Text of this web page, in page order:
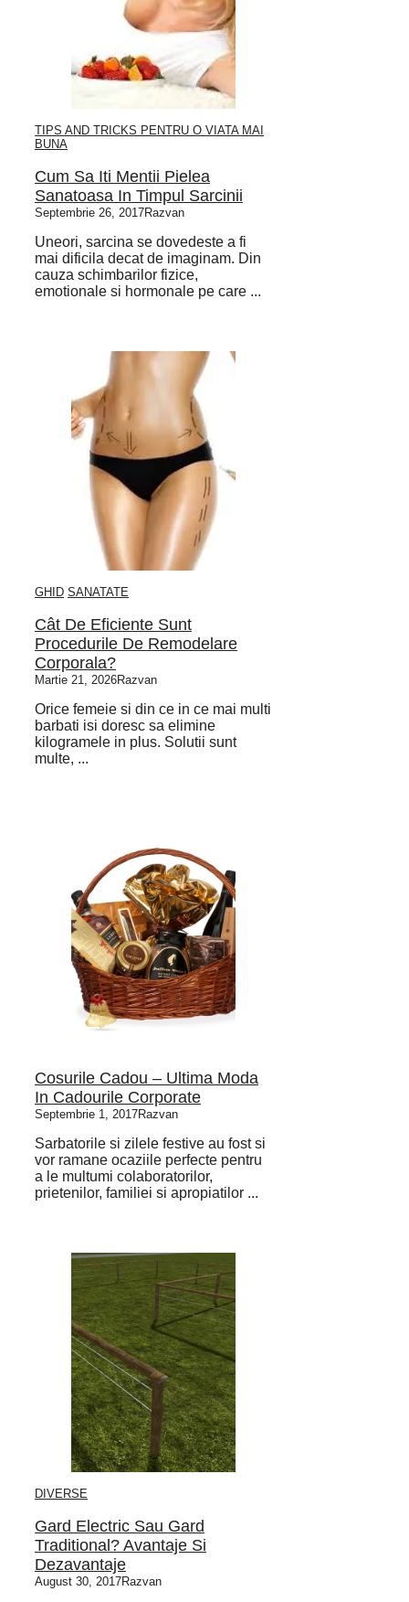
TIPS AND TRICKS PENTRU O VIATA MAI
BUNA
Cum Sa Iti Mentii Pielea
Sanatoasa In Timpul Sarcinii
Septembrie 26, 2017Razvan
Uneori, sarcina se dovedeste a fi
mai dificila decat de imaginam. Din
cauza schimbarilor fizice,
emotionale si hormonale pe care ...
GHID SANATATE
Cât De Eficiente Sunt
Procedurile De Remodelare
Corporala?
Martie 21, 2026Razvan
Orice femeie si din ce in ce mai multi
barbati isi doresc sa elimine
kilogramele in plus. Solutii sunt
multe, ...
Cosurile Cadou – Ultima Moda
In Cadourile Corporate
Septembrie 1, 2017Razvan
Sarbatorile si zilele festive au fost si
vor ramane ocaziile perfecte pentru
a le multumi colaboratorilor,
prietenilor, familiei si apropiatilor ...
DIVERSE
Gard Electric Sau Gard
Traditional? Avantaje Si
Dezavantaje
August 30, 2017Razvan